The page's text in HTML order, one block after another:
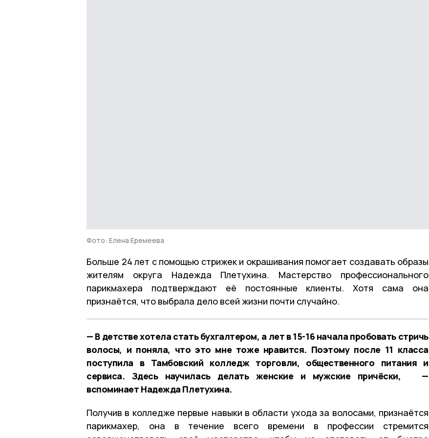
Фото: Елена Еремеева
Больше 24 лет с помощью стрижек и окрашивания помогает создавать образы
жителям округа Надежда Плетухина. Мастерство профессионального
парикмахера подтверждают её постоянные клиенты. Хотя сама она
признаётся, что выбрала дело всей жизни почти случайно.
— В детстве хотела стать бухгалтером, а лет в 15-16 начала пробовать стричь
волосы, и поняла, что это мне тоже нравится. Поэтому после 11 класса
поступила в Тамбовский колледж торговли, общественного питания и
сервиса. Здесь научилась делать женские и мужские причёски, —
вспоминает Надежда Плетухина.
Получив в колледже первые навыки в области ухода за волосами, признаётся
парикмахер, она в течение всего времени в профессии стремится